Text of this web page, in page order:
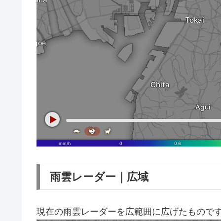
雨雲レーダー｜広域
現在の雨雲レーダーを広範囲に広げたもので